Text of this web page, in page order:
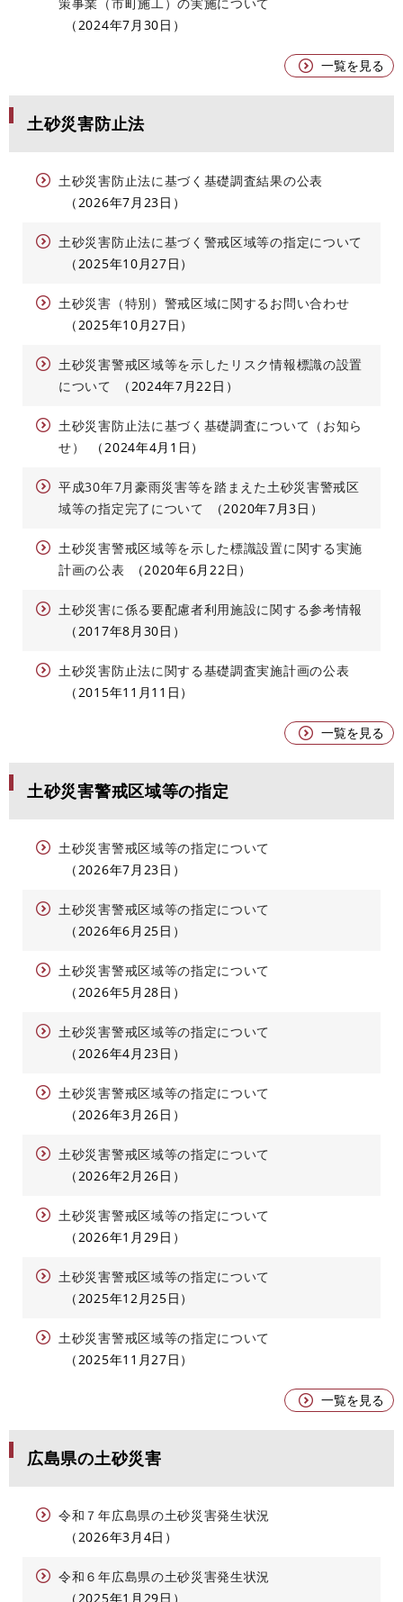
2024年7月30日
一覧を見る
土砂災害防止法
土砂災害防止法に基づく基礎調査結果の公表
2026年7月23日
土砂災害防止法に基づく警戒区域等の指定について
2025年10月27日
土砂災害（特別）警戒区域に関するお問い合わせ
2025年10月27日
土砂災害警戒区域等を示したリスク情報標識の設置
について
2024年7月22日
土砂災害防止法に基づく基礎調査について（お知ら
せ）
2024年4月1日
平成30年7月豪雨災害等を踏まえた土砂災害警戒区
域等の指定完了について
2020年7月3日
土砂災害警戒区域等を示した標識設置に関する実施
計画の公表
2020年6月22日
土砂災害に係る要配慮者利用施設に関する参考情報
2017年8月30日
土砂災害防止法に関する基礎調査実施計画の公表
2015年11月11日
一覧を見る
土砂災害警戒区域等の指定
土砂災害警戒区域等の指定について
2026年7月23日
土砂災害警戒区域等の指定について
2026年6月25日
土砂災害警戒区域等の指定について
2026年5月28日
土砂災害警戒区域等の指定について
2026年4月23日
土砂災害警戒区域等の指定について
2026年3月26日
土砂災害警戒区域等の指定について
2026年2月26日
土砂災害警戒区域等の指定について
2026年1月29日
土砂災害警戒区域等の指定について
2025年12月25日
土砂災害警戒区域等の指定について
2025年11月27日
一覧を見る
広島県の土砂災害
令和７年広島県の土砂災害発生状況
2026年3月4日
令和６年広島県の土砂災害発生状況
2025年1月29日